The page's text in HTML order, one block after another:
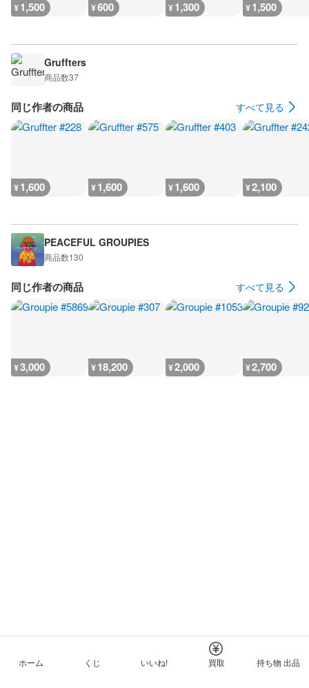
¥1,500 ¥600 ¥1,300 ¥1,500
Gruffters
商品数37
同じ作者の商品 すべて見る
¥1,600 ¥1,600 ¥1,600 ¥2,100
PEACEFUL GROUPIES
商品数130
同じ作者の商品 すべて見る
¥3,000 ¥18,200 ¥2,000 ¥2,700
ホーム くじ いいね! 買取 持ち物 出品